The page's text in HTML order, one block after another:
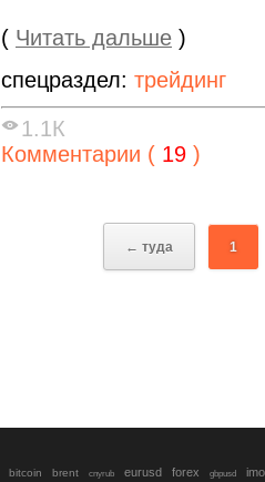
( Читать дальше )
спецраздел: трейдинг
1.1К
Комментарии ( 19 )
← туда 1
bitcoin brent cnyrub eurusd forex gbpusd